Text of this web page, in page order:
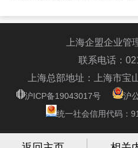
上海企盟企业管
联系电话：
上海总部地址：上海市宝
沪ICP备19043017号
沪
统一社会信用代码：